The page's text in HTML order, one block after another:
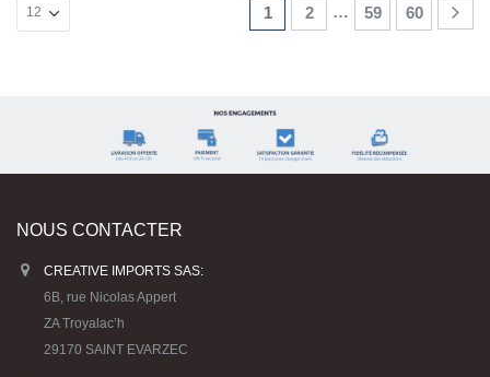
1 2 … 59 60
NOUS CONTACTER
CREATIVE IMPORTS SAS:
6B, rue Nicolas Appert
ZA Troyalac’h
29170 SAINT EVARZEC